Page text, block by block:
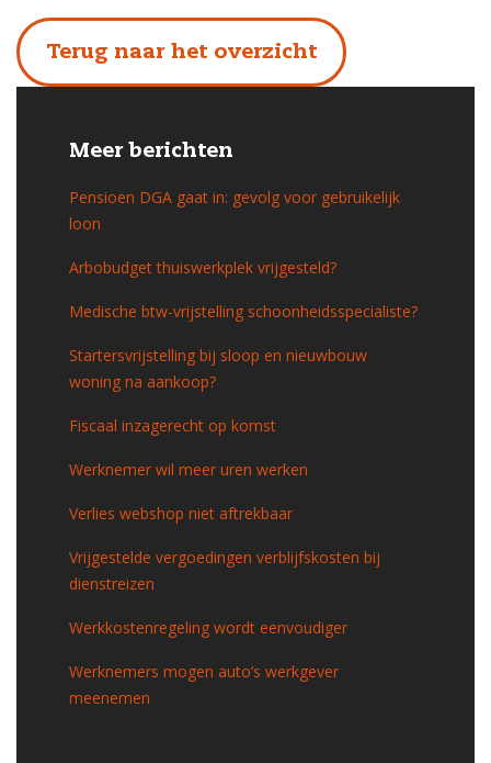
Terug naar het overzicht
Meer berichten
Pensioen DGA gaat in: gevolg voor gebruikelijk
loon
Arbobudget thuiswerkplek vrijgesteld?
Medische btw-vrijstelling schoonheidsspecialiste?
Startersvrijstelling bij sloop en nieuwbouw
woning na aankoop?
Fiscaal inzagerecht op komst
Werknemer wil meer uren werken
Verlies webshop niet aftrekbaar
Vrijgestelde vergoedingen verblijfskosten bij
dienstreizen
Werkkostenregeling wordt eenvoudiger
Werknemers mogen auto’s werkgever
meenemen